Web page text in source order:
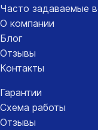
Часто задаваемые
О компании
Блог
Отзывы
Контакты
Гарантии
Схема работы
Отзывы